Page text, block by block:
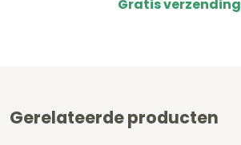
Gratis verzending
Gerelateerde producten